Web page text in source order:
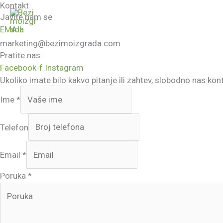
Skip
to
content
Kontakt
Javite nam se
EMAIL
marketing@bezimoizgrada.com
Pratite nas:
Facebook-f Instagram
Ukoliko imate bilo kakvo pitanje ili zahtev, slobodno nas
Ime *
Telefon
Email *
Poruka *